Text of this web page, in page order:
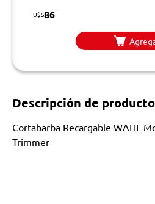
U$S86
Descripción de
Cortabarba Recargable WAHL
Trimmer